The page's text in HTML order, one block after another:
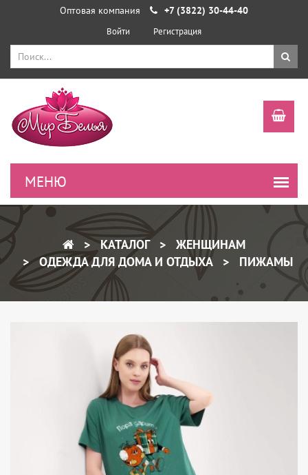
Оптовая компания +7 (3822) 30-44-40
Войти Регистрация
КАТАЛОГ
ЖЕНЩИНАМ
ОДЕЖДА ДЛЯ ДОМА И ОТДЫХА
ПИЖАМЫ